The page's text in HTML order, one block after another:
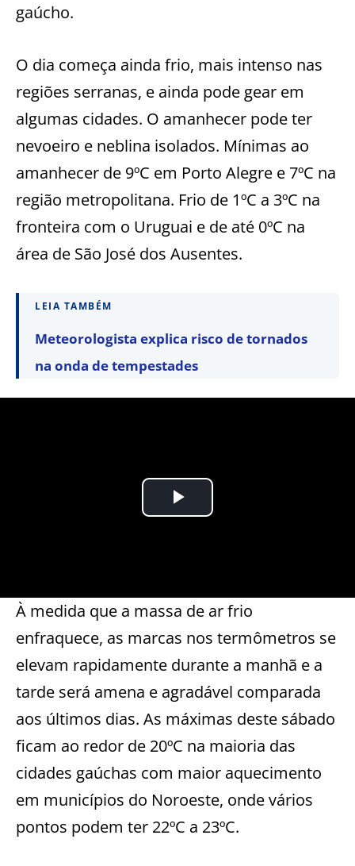
gaúcho.
O dia começa ainda frio, mais intenso nas
regiões serranas, e ainda pode gear em
algumas cidades. O amanhecer pode ter
nevoeiro e neblina isolados. Mínimas ao
amanhecer de 9ºC em Porto Alegre e 7ºC na
região metropolitana. Frio de 1ºC a 3ºC na
fronteira com o Uruguai e de até 0ºC na
área de São José dos Ausentes.
LEIA TAMBÉM
Meteorologista explica risco de tornados
na onda de tempestades
À medida que a massa de ar frio
enfraquece, as marcas nos termômetros se
elevam rapidamente durante a manhã e a
tarde será amena e agradável comparada
aos últimos dias. As máximas deste sábado
ficam ao redor de 20ºC na maioria das
cidades gaúchas com maior aquecimento
em municípios do Noroeste, onde vários
pontos podem ter 22ºC a 23ºC.